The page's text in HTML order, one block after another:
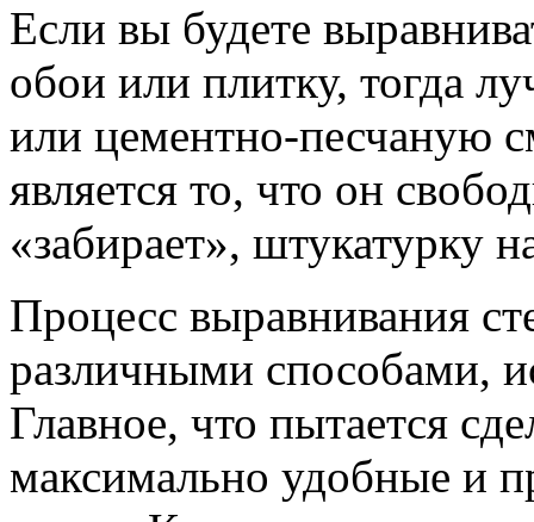
Если вы будете
обои или плитку, тогда
или цементно-песчаную
является то, что он
«забирает», штукатурку
Процесс выравнивания
различными способами,
Главное, что пытается
максимально удобные и